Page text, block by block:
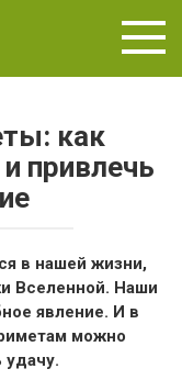
как
привлечь
в нашей жизни,
Вселенной. Наши
явление. И в
можно
удачу.